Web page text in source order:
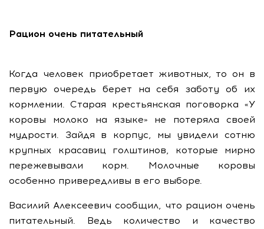
Рацион очень питательный
Когда человек приобретает животных, то он в
первую очередь берет на себя заботу об их
кормлении. Старая крестьянская поговорка «У
коровы молоко на языке» не потеряла своей
мудрости. Зайдя в корпус, мы увидели сотню
крупных красавиц голштинов, которые мирно
пережевывали корм. Молочные коровы
особенно привередливы в его выборе.
Василий Алексеевич сообщил, что рацион очень
питательный. Ведь количество и качество